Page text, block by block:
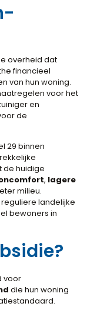
overheid dat
financieel
van hun woning.
voor het
en
de
29 binnen
de huidige
, lagere
milieu.
landelijke
bewoners in
voor
die hun woning